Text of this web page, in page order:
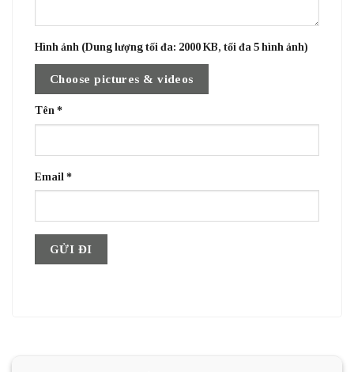
Hình ảnh (Dung lượng tối đa: 2000 KB, tối đa 5 hình ảnh)
Choose pictures & videos
Tên *
Email *